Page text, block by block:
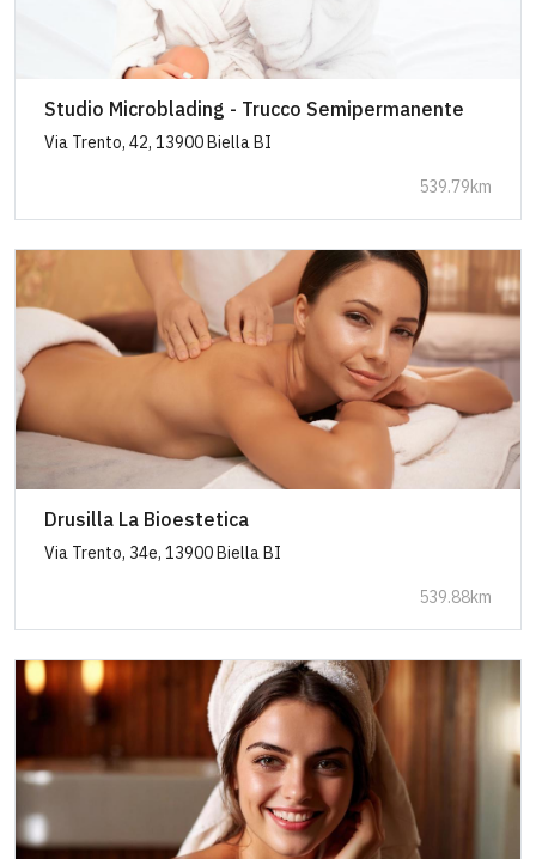
Studio Microblading - Trucco Semipermanente
Via Trento, 42, 13900 Biella BI
539.79km
Drusilla La Bioestetica
Via Trento, 34e, 13900 Biella BI
539.88km